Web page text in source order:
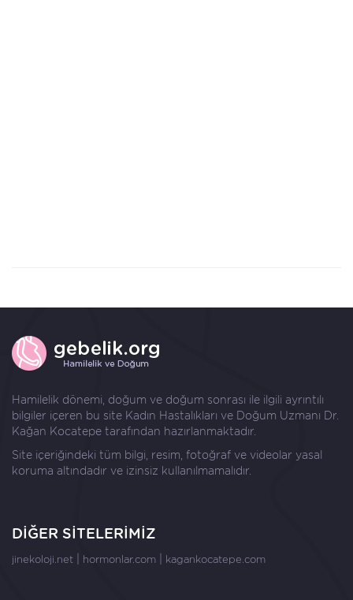
Hamilelik dönemi, doğum ve doğum sonrası ile ilgili ayrıntılı
bilgiler içeren bu site Kadın Hastalıkları ve Doğum Uzmanı Dr.
Kağan Kocatepe tarafından hazırlanmaktadır.
Site içeriğindeki tüm bilgi, resim, fotoğraf ve videolar yasal
koruma altındadır ve izinsiz kullanılmamalıdır.
DİĞER SİTELERİMİZ
jinekoloji.net hormonlar.com kagankocatepe.com